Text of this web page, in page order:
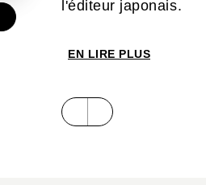
l'éditeur japonais.
EN LIRE PLUS